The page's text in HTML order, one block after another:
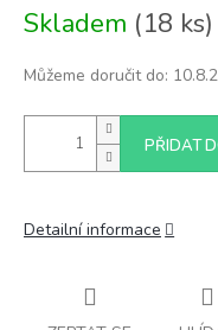
Skladem (18 ks)
Můžeme doručit do:
PŘIDAT
Detailní informace